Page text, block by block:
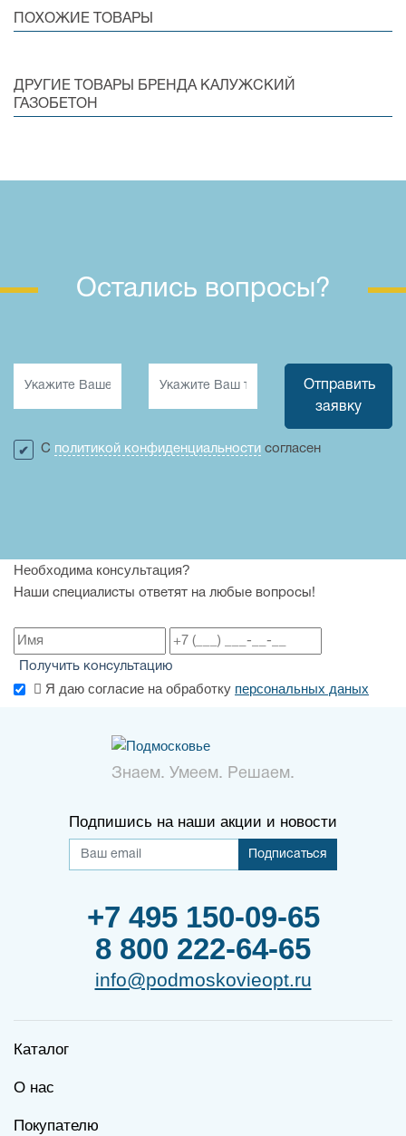
ПОХОЖИЕ ТОВАРЫ
ДРУГИЕ ТОВАРЫ БРЕНДА КАЛУЖСКИЙ
ГАЗОБЕТОН
Остались вопросы?
Отправить
заявку
С политикой конфиденциальности согласен
Необходима консультация?
Наши специалисты ответят на любые вопросы!
Получить консультацию
Я даю согласие на обработку персональных даных
Знаем. Умеем. Решаем.
Подпишись на наши акции и новости
Подписаться
+7 495 150-09-65
8 800 222-64-65
info@podmoskovieopt.ru
Каталог
О нас
Покупателю